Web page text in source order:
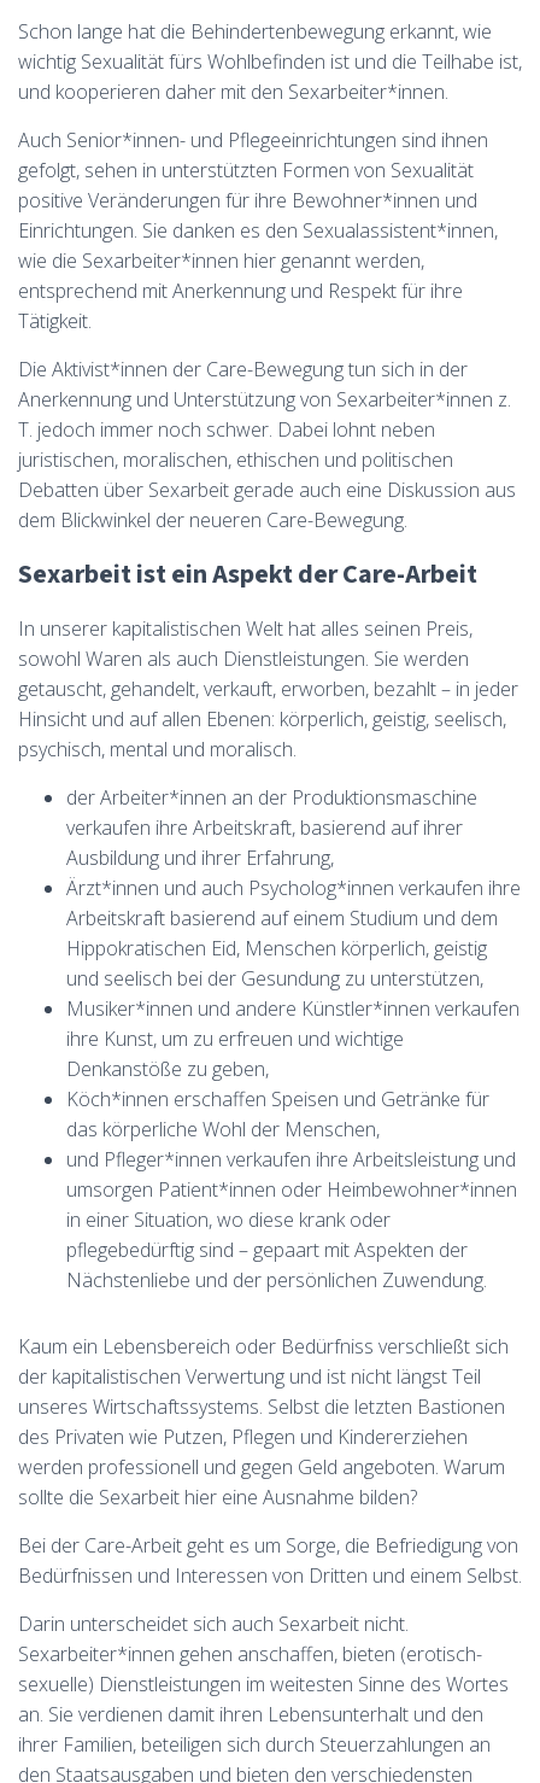
Schon lange hat die Behindertenbewegung erkannt, wie
wichtig Sexualität fürs Wohlbefinden ist und die Teilhabe ist,
und kooperieren daher mit den Sexarbeiter*innen.
Auch Senior*innen- und Pflegeeinrichtungen sind ihnen
gefolgt, sehen in unterstützten Formen von Sexualität
positive Veränderungen für ihre Bewohner*innen und
Einrichtungen. Sie danken es den Sexualassistent*innen,
wie die Sexarbeiter*innen hier genannt werden,
entsprechend mit Anerkennung und Respekt für ihre
Tätigkeit.
Die Aktivist*innen der Care-Bewegung tun sich in der
Anerkennung und Unterstützung von Sexarbeiter*innen z.
T. jedoch immer noch schwer. Dabei lohnt neben
juristischen, moralischen, ethischen und politischen
Debatten über Sexarbeit gerade auch eine Diskussion aus
dem Blickwinkel der neueren Care-Bewegung.
Sexarbeit ist ein Aspekt der Care-Arbeit
In unserer kapitalistischen Welt hat alles seinen Preis,
sowohl Waren als auch Dienstleistungen. Sie werden
getauscht, gehandelt, verkauft, erworben, bezahlt – in jeder
Hinsicht und auf allen Ebenen: körperlich, geistig, seelisch,
psychisch, mental und moralisch.
der Arbeiter*innen an der Produktionsmaschine
verkaufen ihre Arbeitskraft, basierend auf ihrer
Ausbildung und ihrer Erfahrung,
Ärzt*innen und auch Psycholog*innen verkaufen ihre
Arbeitskraft basierend auf einem Studium und dem
Hippokratischen Eid, Menschen körperlich, geistig
und seelisch bei der Gesundung zu unterstützen,
Musiker*innen und andere Künstler*innen verkaufen
ihre Kunst, um zu erfreuen und wichtige
Denkanstöße zu geben,
Köch*innen erschaffen Speisen und Getränke für
das körperliche Wohl der Menschen,
und Pfleger*innen verkaufen ihre Arbeitsleistung und
umsorgen Patient*innen oder Heimbewohner*innen
in einer Situation, wo diese krank oder
pflegebedürftig sind – gepaart mit Aspekten der
Nächstenliebe und der persönlichen Zuwendung.
Kaum ein Lebensbereich oder Bedürfniss verschließt sich
der kapitalistischen Verwertung und ist nicht längst Teil
unseres Wirtschaftssystems. Selbst die letzten Bastionen
des Privaten wie Putzen, Pflegen und Kindererziehen
werden professionell und gegen Geld angeboten. Warum
sollte die Sexarbeit hier eine Ausnahme bilden?
Bei der Care-Arbeit geht es um Sorge, die Befriedigung von
Bedürfnissen und Interessen von Dritten und einem Selbst.
Darin unterscheidet sich auch Sexarbeit nicht.
Sexarbeiter*innen gehen anschaffen, bieten (erotisch-
sexuelle) Dienstleistungen im weitesten Sinne des Wortes
an. Sie verdienen damit ihren Lebensunterhalt und den
ihrer Familien, beteiligen sich durch Steuerzahlungen an
den Staatsausgaben und bieten den verschiedensten